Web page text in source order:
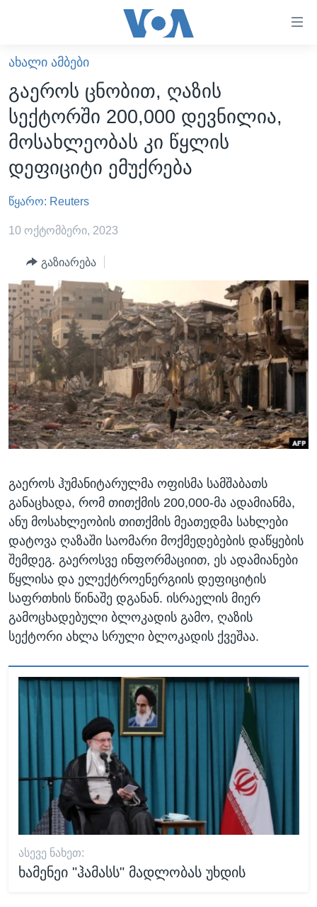
ხელმისაწვდომობისთვის
გადადით
მთავარზე
გადადით
მთავარ
ნავიგაციაზე
ძიებაზე
ᲐᲮᲐᲚᲘ ᲐᲛᲑᲔᲑᲘ
ᲡᲐᲥᲐᲠᲗᲕᲔᲚᲝ
ᲐᲨᲨ
ᲐᲨᲨ-ᲘᲡ ᲐᲠᲩᲔᲕᲜᲔᲑᲘ 2024
ᲛᲡᲝᲤᲚᲘᲝ
ᲕᲘᲓᲔᲝᲔᲑᲘ
ᲒᲐᲓᲐᲪᲔᲛᲔᲑᲘ
ᲕᲐᲨᲘᲜᲒᲢᲝᲜᲘ ᲓᲦᲔᲡ
ᲮᲔᲓᲕᲐ ᲕᲐᲨᲘᲜᲒᲢᲝᲜᲘᲓᲐᲜ
ᲡᲢᲣᲓᲘᲐ ᲕᲐᲨᲘᲜᲒᲢᲝᲜᲘ
ᲡᲮᲕᲐ ᲡᲘᲐᲮᲚᲔᲔᲑᲘ
ᲞᲝᲚᲘᲢᲘᲙᲐ
ᲔᲙᲝᲜᲝᲛᲘᲙᲐ
ᲯᲐᲜᲛᲠᲗᲔᲚᲝᲑᲐ
ᲛᲔᲪᲜᲘᲔᲠᲔᲑᲐ
ᲘᲜᲢᲔᲠᲕᲘᲣ
ᲙᲣᲚᲢᲣᲠᲐ
ᲓᲔᲖᲘᲜᲤᲝᲠᲛᲐᲪᲘᲐ
ᲠᲣᲡᲔᲗᲘᲡ ᲨᲔᲭᲠᲐ ᲣᲙᲠᲐᲘᲜᲐᲨᲘ
Learning English
ᲗᲕᲐᲚᲘ ᲒᲕᲐᲓᲔᲕᲜᲔᲗ
ენები
ᲐᲮᲐᲚᲘ ᲐᲛᲑᲔᲑᲘ
გაეროს ცნობით, ღაზის
სექტორში 200,000 დევნილია,
მოსახლეობას კი წყლის
დეფიციტი ემუქრება
წყარო: Reuters
10 ოქტომბერი, 2023
გაზიარება
გაეროს ჰუმანიტარულმა ოფისმა სამშაბათს
განაცხადა, რომ თითქმის 200,000-მა ადამიანმა,
ანუ მოსახლეობის თითქმის მეათედმა სახლები
დატოვა ღაზაში საომარი მოქმედებების დაწყების
შემდეგ. გაეროსვე ინფორმაციით, ეს ადამიანები
წყლისა და ელექტროენერგიის დეფიციტის
საფრთხის წინაშე დგანან. ისრაელის მიერ
გამოცხადებული ბლოკადის გამო, ღაზის
სექტორი ახლა სრული ბლოკადის ქვეშაა.
ᲐᲡᲔᲕᲔ ᲜᲐᲮᲔᲗ:
ხამენეი "ჰამასს" მადლობას უხდის